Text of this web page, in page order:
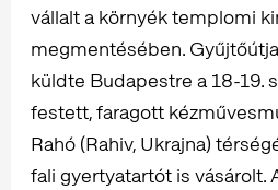
vállalt a környék templomi
megmentésében.
küldte Budapestre a 18-19.
festett, faragott
Rahó (Rahiv, Ukrajna)
fali gyertyatartót is vásárolt.